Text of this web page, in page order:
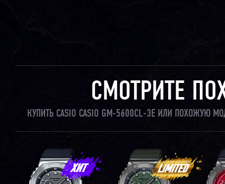
СМОТРИТЕ
КУПИТЬ CASIO CASIO GM-5600CL-3E ИЛИ ПОХОЖУЮ